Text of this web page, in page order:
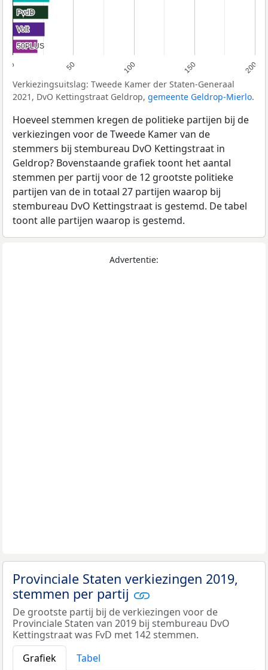
0 50 100 150 200
PvdD
PvdD
Volt
Volt
50PLUS
50PLUS
Verkiezingsuitslag: Tweede Kamer der Staten-Generaal
2021, DvO Kettingstraat Geldrop, gemeente Geldrop-Mierlo.
Hoeveel stemmen kregen de politieke partijen bij de
verkiezingen voor de Tweede Kamer van de
stemmers bij stembureau DvO Kettingstraat in
Geldrop? Bovenstaande grafiek toont het aantal
stemmen per partij voor de 12 grootste politieke
partijen van de in totaal 27 partijen waarop bij
stembureau DvO Kettingstraat is gestemd. De tabel
toont alle partijen waarop is gestemd.
Advertentie:
Provinciale Staten verkiezingen 2019,
stemmen per partij
De grootste partij bij de verkiezingen voor de
Provinciale Staten van 2019 bij stembureau DvO
Kettingstraat was FvD met 142 stemmen.
Grafiek
Tabel